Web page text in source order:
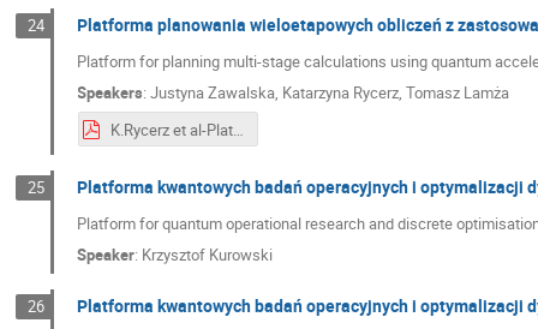
24 Platforma planowania wieloetapowych obliczeń z
Platform for planning multi-stage calculations using quantum
Speakers:Justyna Zawalska, Katarzyna Rycerz,Tomasz Lamża
K.Rycerz et al-Platform for workflow scheduling with quantum accelerators.pdf
25 Platforma kwantowych badań operacyjnych i optymalizacji
Platform for quantum operational research and discrete
Speaker: Krzysztof Kurowski
26 Platforma kwantowych badań operacyjnych i optymalizacji